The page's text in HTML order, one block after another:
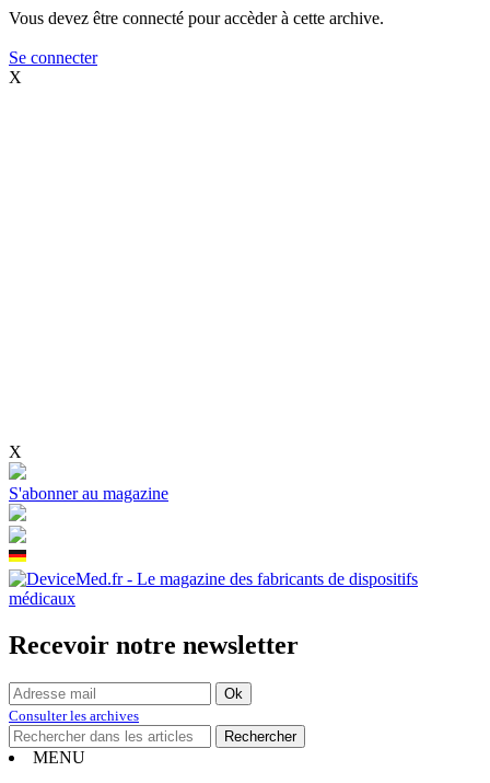
Vous devez être connecté pour accèder à cette archive.
Se connecter
X
X
S'abonner au magazine
Recevoir notre newsletter
Consulter les archives
MENU